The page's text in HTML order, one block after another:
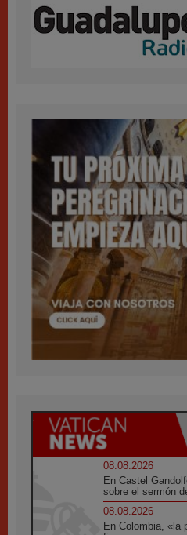
08.08.2026
En Castel
sobre el sermón
08.08.2026
En Colombia, «la